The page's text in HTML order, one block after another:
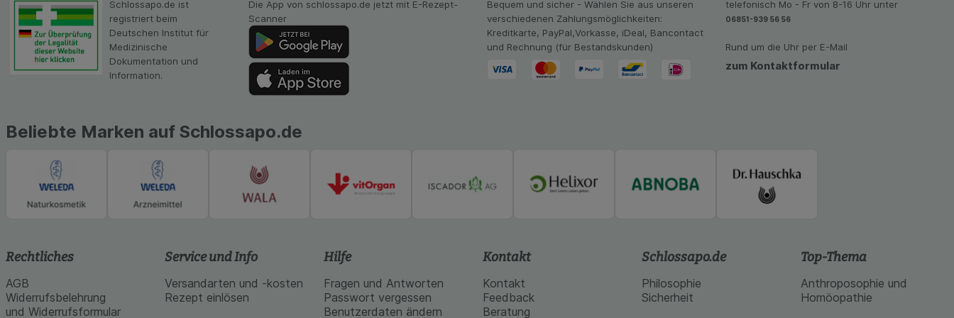
Inhalt auf unserer Website aber auch die Werbung auf Drittseiten möglichst relevant für Sie zu
gestalten. Bitte beachten Sie, dass Daten hierfür teilweise an Dritte wie z.B. Google oder soziale
Medien übertragen werden.
Schlossapo.de ist
registriert beim
Deutschen Institut für
Medizinische
Dokumentation und
Information.
Die App von schlossapo.de jetzt mit E-Rezept-
Scanner
Bequem und sicher - Wählen Sie aus unseren
verschiedenen Zahlungsmöglichkeiten:
Kreditkarte, PayPal,Vorkasse, iDeal, Bancontact
und Rechnung (für Bestandskunden)
telefonisch Mo - Fr von 8-16 Uhr unter
06851-939 56 56
Rund um die Uhr per E-Mail
zum Kontaktformular
Beliebte Marken auf Schlossapo.de
Rechtliches
AGB
Widerrufsbelehrung
und Widerrufsformular
Service und Info
Versandarten und -kosten
Rezept einlösen
Hilfe
Fragen und Antworten
Passwort vergessen
Benutzerdaten ändern
Kontakt
Kontakt
Feedback
Beratung
Schlossapo.de
Philosophie
Sicherheit
Top-Thema
Anthroposophie und
Homöopathie